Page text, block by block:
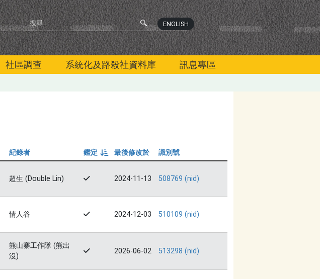
ENGLISH
社區調查 系統化及路殺社資料庫 訊息專區
紀錄者
鑑定
由小到大
最後修改於 識別號
超生 (Double Lin) 2024-11-13 508769 (nid)
情人谷 2024-12-03 510109 (nid)
熊山寨工作隊 (熊出
沒)
2026-06-02 513298 (nid)